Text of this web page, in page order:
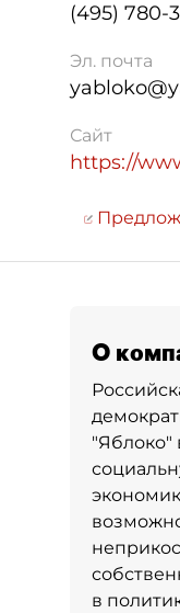
(495) 780-
Эл. почта
Сайт
https://
О
"Яблоко"
в